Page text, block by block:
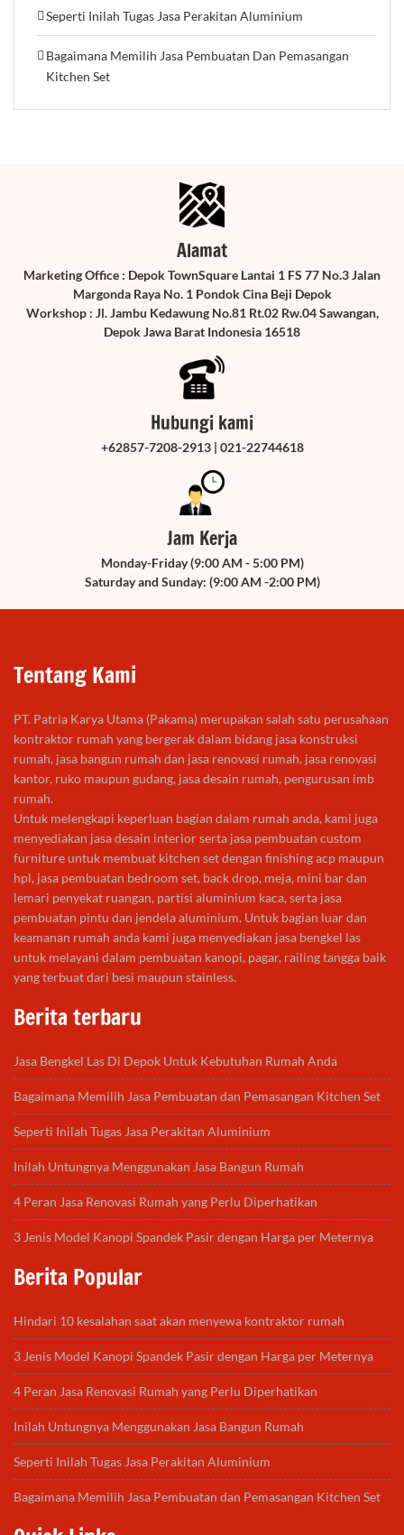
Seperti Inilah Tugas Jasa Perakitan Aluminium
Bagaimana Memilih Jasa Pembuatan Dan Pemasangan
Kitchen Set
Alamat
Marketing Office : Depok TownSquare Lantai 1 FS 77 No.3 Jalan
Margonda Raya No. 1 Pondok Cina Beji Depok
Workshop : Jl. Jambu Kedawung No.81 Rt.02 Rw.04 Sawangan,
Depok Jawa Barat Indonesia 16518
Hubungi kami
+62857-7208-2913 | 021-22744618
Jam Kerja
Monday-Friday (9:00 AM - 5:00 PM)
Saturday and Sunday: (9:00 AM -2:00 PM)
Tentang Kami
PT. Patria Karya Utama (Pakama) merupakan salah satu perusahaan
kontraktor rumah yang bergerak dalam bidang jasa konstruksi
rumah, jasa bangun rumah dan jasa renovasi rumah, jasa renovasi
kantor, ruko maupun gudang, jasa desain rumah, pengurusan imb
rumah.
Untuk melengkapi keperluan bagian dalam rumah anda, kami juga
menyediakan jasa desain interior serta jasa pembuatan custom
furniture untuk membuat kitchen set dengan finishing acp maupun
hpl, jasa pembuatan bedroom set, back drop, meja, mini bar dan
lemari penyekat ruangan, partisi aluminium kaca, serta jasa
pembuatan pintu dan jendela aluminium. Untuk bagian luar dan
keamanan rumah anda kami juga menyediakan jasa bengkel las
untuk melayani dalam pembuatan kanopi, pagar, railing tangga baik
yang terbuat dari besi maupun stainless.
Berita terbaru
Jasa Bengkel Las Di Depok Untuk Kebutuhan Rumah Anda
Bagaimana Memilih Jasa Pembuatan dan Pemasangan Kitchen Set
Seperti Inilah Tugas Jasa Perakitan Aluminium
Inilah Untungnya Menggunakan Jasa Bangun Rumah
4 Peran Jasa Renovasi Rumah yang Perlu Diperhatikan
3 Jenis Model Kanopi Spandek Pasir dengan Harga per Meternya
Berita Popular
Hindari 10 kesalahan saat akan menyewa kontraktor rumah
3 Jenis Model Kanopi Spandek Pasir dengan Harga per Meternya
4 Peran Jasa Renovasi Rumah yang Perlu Diperhatikan
Inilah Untungnya Menggunakan Jasa Bangun Rumah
Seperti Inilah Tugas Jasa Perakitan Aluminium
Bagaimana Memilih Jasa Pembuatan dan Pemasangan Kitchen Set